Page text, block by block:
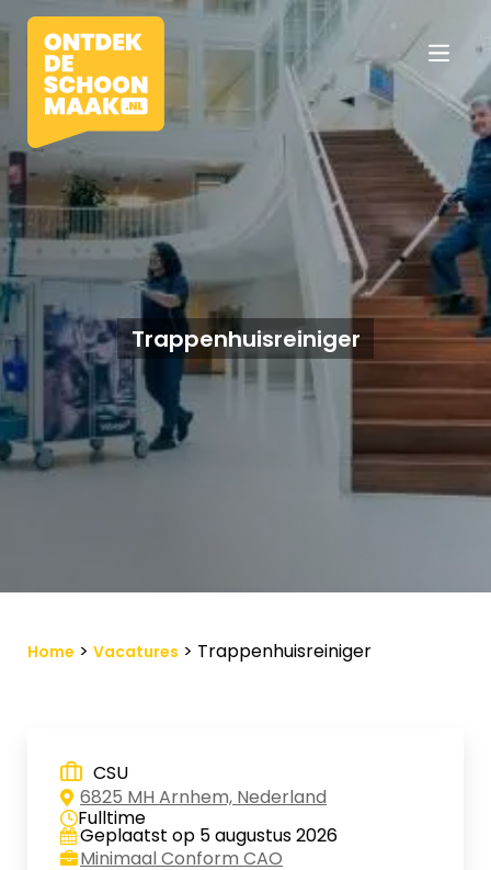
Trappenhuisreiniger
Home > Vacatures > Trappenhuisreiniger
CSU
6825 MH Arnhem, Nederland
Fulltime
Geplaatst op 5 augustus 2026
Minimaal Conform CAO
Vacatures
Beroepen
Werkomgevingen
Opleidingen
Werkgevers
Bewaarde vacatures